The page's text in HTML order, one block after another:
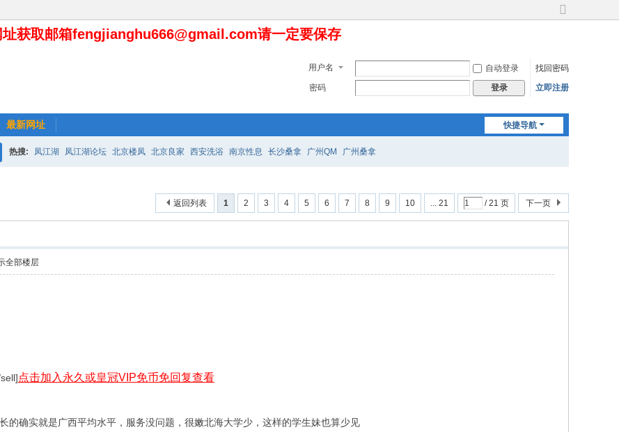
切
版
址获取邮箱fengjianghu666@gmail.com请一定要保存
用户名 自动登录
找回密码
密码
登录 立即注册
快捷导航
最新网址
热搜: 凤江湖 凤江湖论坛 北京楼凤 北京良家 西安洗浴 南京性息 长沙桑拿 广州QM 广州桑拿
1 2 3 4 5 6 7 8 9 10 ... 21 / 21 页 下一页
返回列表
全部楼层
点击加入永久或皇冠VIP免币免回复查看
确实就是广西平均水平，服务没问题，很嫩北海大学少，这样的学生妹也算少见